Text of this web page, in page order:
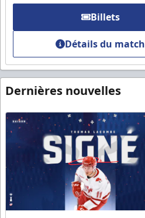
Billets
Détails du match
Dernières nouvelles